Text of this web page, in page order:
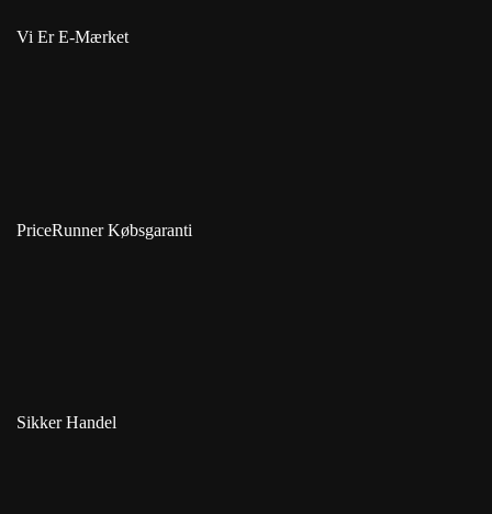
Vi Er E-Mærket
PriceRunner Købsgaranti
Sikker Handel